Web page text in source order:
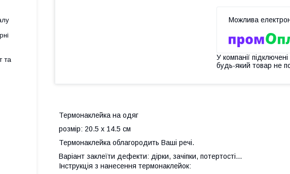
У компанії
будь-який товар не
Термонаклейка на одяг
розмір: 20.5 х 14.5 см
Термонаклейка облагородить Ваші речі.
Варіант заклеїти дефекти: дірки, зачіпки, потертості...
Інструкція з нанесення термонаклейок:
та